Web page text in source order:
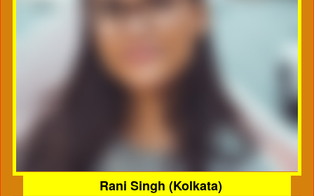
Rani Singh (Kolkata)